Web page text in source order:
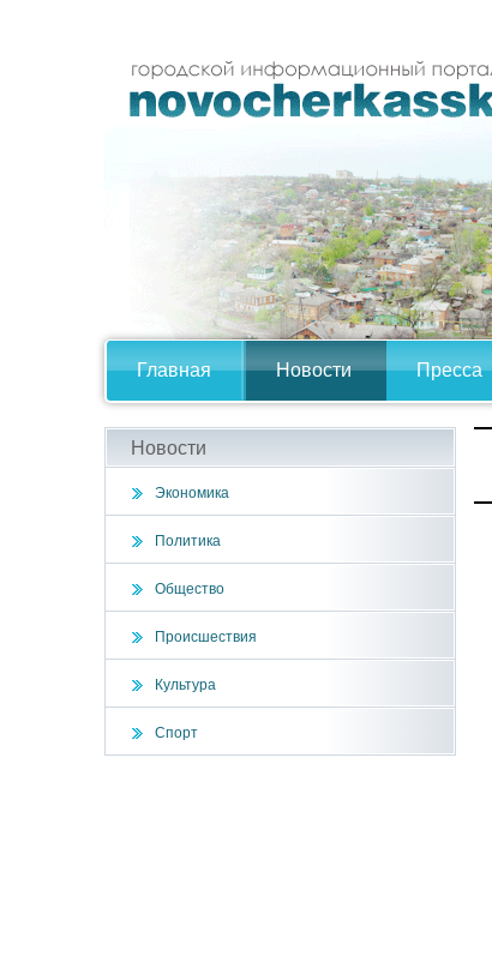
Главная Новости Пресса
Новости
Экономика
Политика
Общество
Происшествия
Культура
Спорт